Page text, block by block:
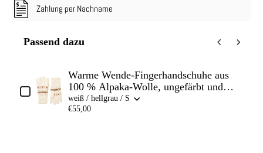
Zahlung per Nachname
Passend dazu
Warme Wende-Fingerhandschuhe aus
100 % Alpaka-Wolle, ungefärbt und
naturbelassen
weiß / hellgrau / S
€55,00